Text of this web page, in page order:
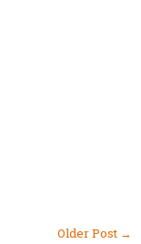
Older Post →